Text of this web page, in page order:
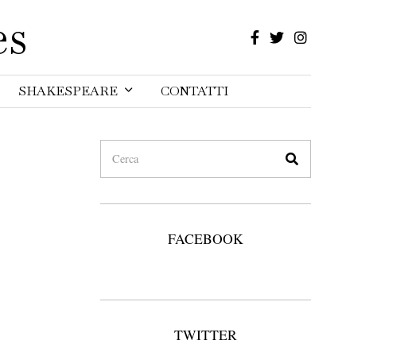
SHAKESPEARE CONTATTI
FACEBOOK
TWITTER